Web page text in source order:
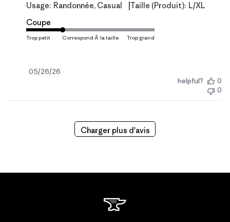
Usage: Randonnée, Casual Taille (produit): L/XL
Coupe
Date
05/26/26
helpful?
0
0
Charger plus d'avis